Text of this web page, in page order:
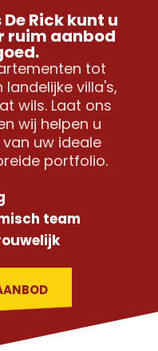
Rick kunt u
ruim aanbod
tot
villa's,
wils. Laat ons
wij helpen u
uw ideale
portfolio.
team